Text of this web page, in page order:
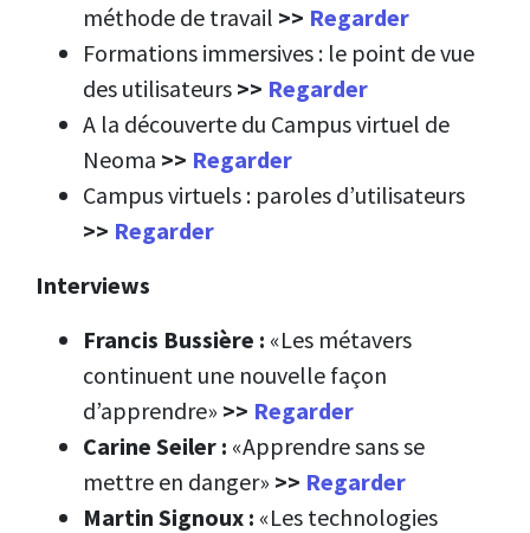
méthode de travail >> Regarder
Formations immersives : le point de vue
des utilisateurs >> Regarder
A la découverte du Campus virtuel de
Neoma >> Regarder
Campus virtuels : paroles d’utilisateurs
>> Regarder
Interviews
Francis Bussière : «Les métavers
continuent une nouvelle façon
d’apprendre» >> Regarder
Carine Seiler : «Apprendre sans se
mettre en danger» >> Regarder
Martin Signoux : «Les technologies